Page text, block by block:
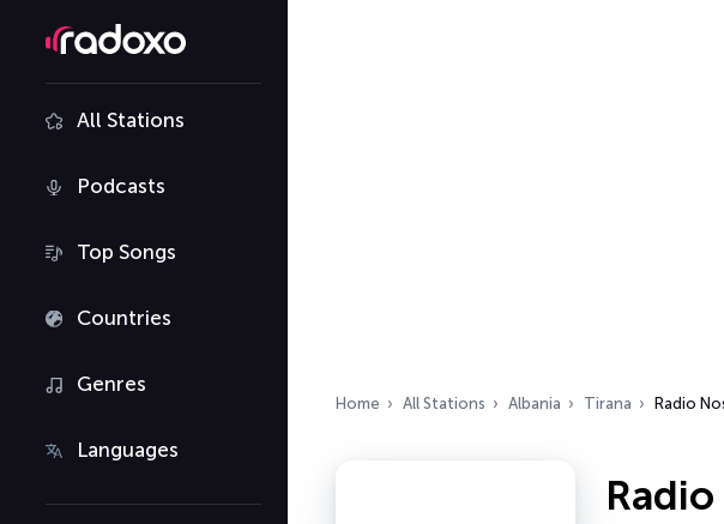
All Stations
Podcasts
Top Songs
Countries
Genres
Languages
Home All Stations Albania Tirana Radio